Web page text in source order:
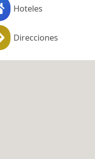
Hoteles
Direcciones